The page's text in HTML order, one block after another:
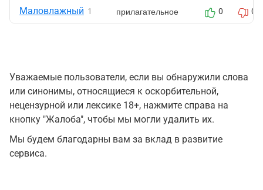
Маловлажный 1 прилагательное 0 0
Уважаемые пользователи, если вы обнаружили слова
или синонимы, относящиеся к оскорбительной,
нецензурной или лексике 18+, нажмите справа на
кнопку "Жалоба", чтобы мы могли удалить их.
Мы будем благодарны вам за вклад в развитие
сервиса.